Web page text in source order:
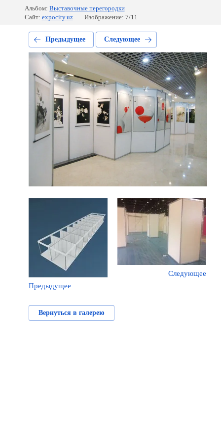
Альбом: Выставочные перегородки
Сайт: expocity.uz Изображение: 7/11
Предыдущее Следующее
Предыдущее
Следующее
Вернуться в галерею